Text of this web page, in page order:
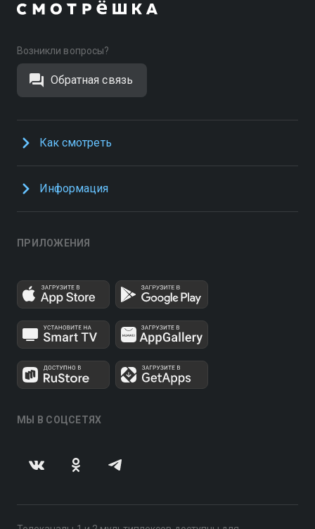
Возникли вопросы?
Обратная связь
Как смотреть
Информация
ПРИЛОЖЕНИЯ
МЫ В СОЦСЕТЯХ